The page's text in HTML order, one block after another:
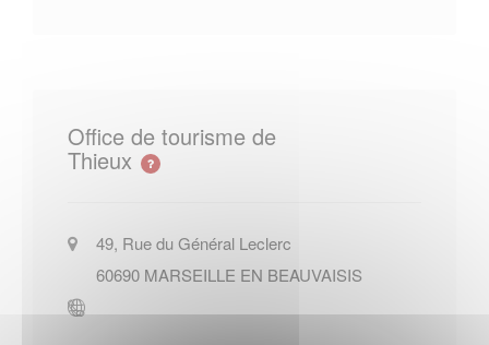
Office de tourisme de
Thieux
49, Rue du Général Leclerc
60690 MARSEILLE EN BEAUVAISIS